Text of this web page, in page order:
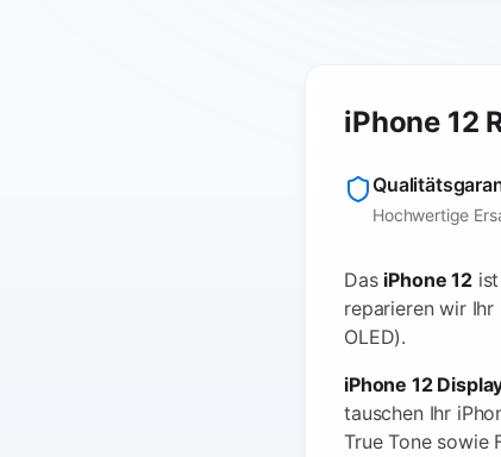
iPhone 12
Hochwertige
Das iPhone 12ist
reparieren wir Ihr
OLED).
iPhone 12
tauschen Ihr
True Tone sowie